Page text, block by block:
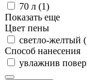
70 л (1)
Показать еще
Цвет пены
светло-желтый (
Способ нанесения
увлажнив